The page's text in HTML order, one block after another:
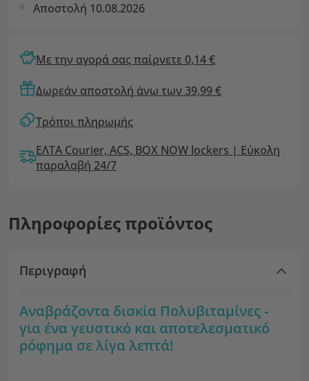
Αποστολή 10.08.2026
Με την αγορά σας παίρνετε 0,14 €
Δωρεάν αποστολή άνω των 39,99 €
Τρόποι πληρωμής
ΕΛΤΑ Courier, ACS, BOX NOW lockers | Εύκολη
παραλαβή 24/7
Πληροφορίες προϊόντος
Περιγραφή
Αναβράζοντα δισκία Πολυβιταμίνες -
για ένα γευστικό και αποτελεσματικό
ρόφημα σε λίγα λεπτά!